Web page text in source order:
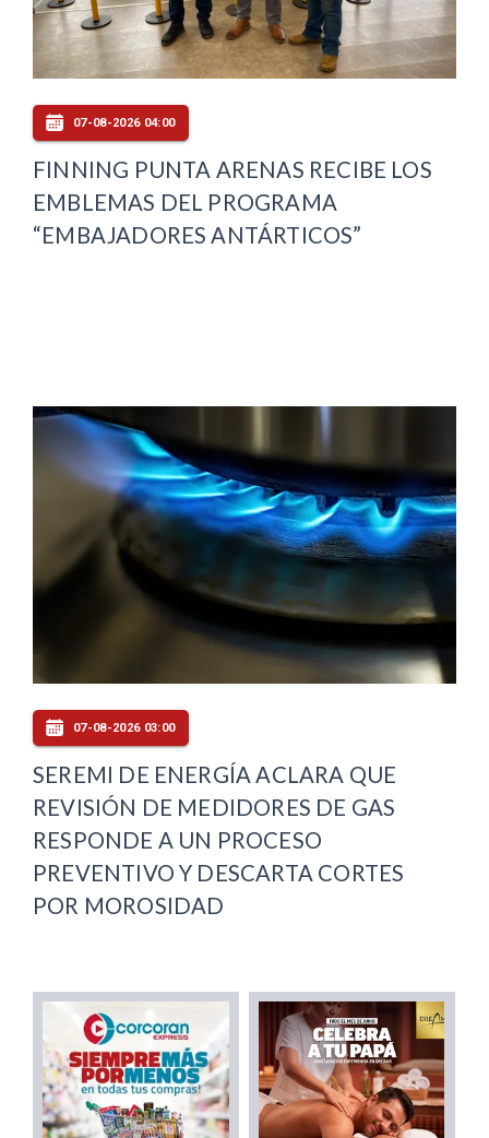
07-08-2026 04:00
FINNING PUNTA ARENAS RECIBE LOS
EMBLEMAS DEL PROGRAMA
“EMBAJADORES ANTÁRTICOS”
07-08-2026 03:00
SEREMI DE ENERGÍA ACLARA QUE
REVISIÓN DE MEDIDORES DE GAS
RESPONDE A UN PROCESO
PREVENTIVO Y DESCARTA CORTES
POR MOROSIDAD